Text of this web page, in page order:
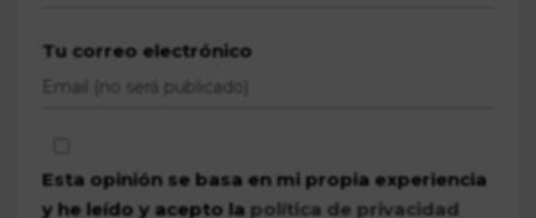
Tu correo electrónico
Esta opinión se basa en mi propia experiencia
y he leído y acepto la política de privacidad